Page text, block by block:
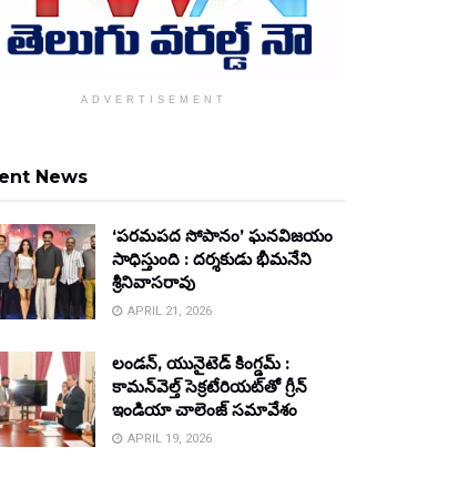
ADVERTISEMENT
News
‘పరమపద సోపానం’ ఘనవిజయం
సాధిస్తుంది : దర్శకుడు భీమనేని
శ్రీనివాసరావు
APRIL 21, 2026
లండన్, యునైటెడ్ కింగ్డమ్ :
కామన్‌వెల్త్ సెక్రటేరియట్‌తో గ్రీన్
ఇండియా చాలెంజ్ సమావేశం
APRIL 19, 2026